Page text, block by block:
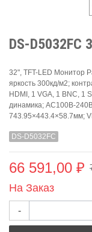
DS-D5032FC
32", TFT-LED Монитор
яркость 300кд/м2;
HDMI, 1 VGA, 1 BNC, 1
динамика; AC100В-
743.95×443.4×58.7мм;
DS-D5032FC
66 591,00 ₽
На Заказ
-